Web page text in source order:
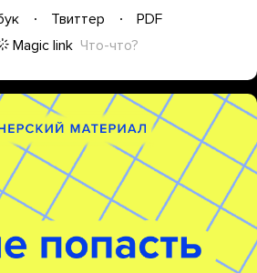
Твиттер
PDF
Magic link Что-что?